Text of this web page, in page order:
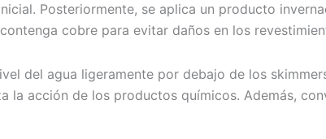
Posteriormente, se aplica un producto
cobre para evitar daños en los
del agua ligeramente por debajo de los
la acción de los productos químicos. Además,